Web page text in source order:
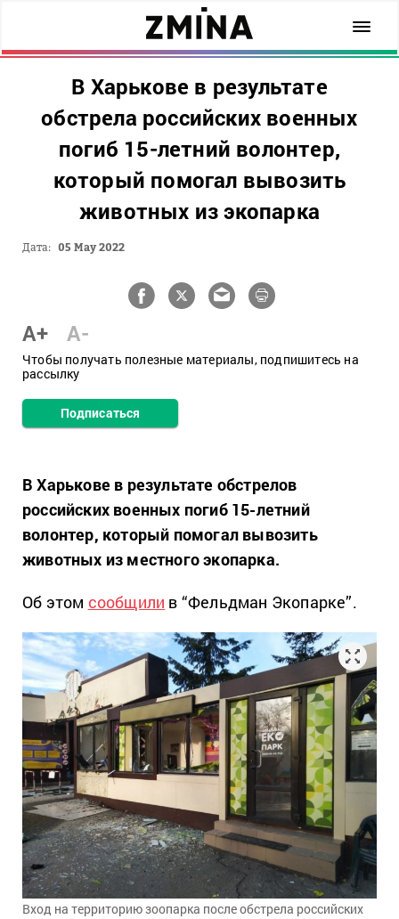
В Харькове в результате
обстрела российских военных
погиб 15-летний волонтер,
который помогал вывозить
животных из экопарка
Дата: 05 May 2022
A+ A-
Чтобы получать полезные материалы, подпишитесь на
рассылку
Подписаться
В Харькове в результате обстрелов
российских военных погиб 15-летний
волонтер, который помогал вывозить
животных из местного экопарка.
Об этом сообщили в “Фельдман Экопарке”.
Вход на территорию зоопарка после обстрела российских